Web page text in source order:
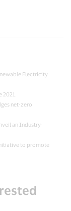
Electricity
net-zero
an Industry-
to promote